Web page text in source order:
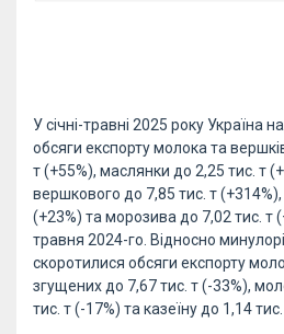
У січні-травні 2025 року Україна
обсяги експорту молока та
т (+55%), маслянки до 2,25 тис. т
вершкового до 7,85 тис. т (+314%),
(+23%) та морозива до 7,02 тис. т
травня 2024-го. Відносно
скоротилися обсяги експорту
згущених до 7,67 тис. т (-33%),
тис. т (-17%) та казеїну до 1,14 тис.